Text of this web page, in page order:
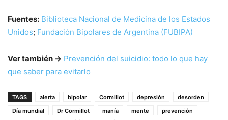
Fuentes: Biblioteca Nacional de Medicina de los Estados
Unidos; Fundación Bipolares de Argentina (FUBIPA)
Ver también → Prevención del suicidio: todo lo que hay
que saber para evitarlo
TAGS alerta bipolar Cormillot depresión
desorden
Día mundial
Dr Cormillot manía mente
prevención